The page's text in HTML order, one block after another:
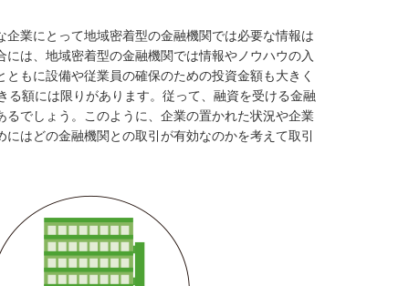
業にとって地域密着型の金融機関では必要な情報は
は、地域密着型の金融機関では情報やノウハウの入
もに設備や従業員の確保のための投資金額も大きく
額には限りがあります。従って、融資を受ける金融
でしょう。このように、企業の置かれた状況や企業
はどの金融機関との取引が有効なのかを考えて取引